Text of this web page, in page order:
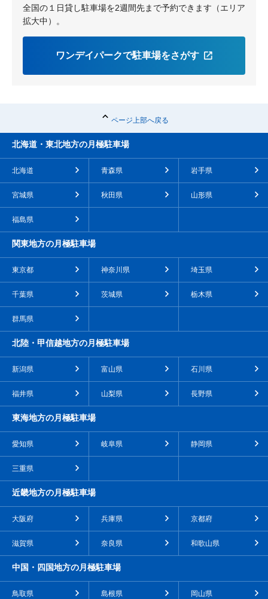
全国の１日貸し駐車場を2週間先まで予約できます（エリア
拡大中）。
ワンデイパークで駐車場をさがす
ページ上部へ戻る
北海道・東北地方の月極駐車場
北海道 青森県 岩手県
宮城県 秋田県 山形県
福島県
関東地方の月極駐車場
東京都 神奈川県 埼玉県
千葉県 茨城県 栃木県
群馬県
北陸・甲信越地方の月極駐車場
新潟県 富山県 石川県
福井県 山梨県 長野県
東海地方の月極駐車場
愛知県 岐阜県 静岡県
三重県
近畿地方の月極駐車場
大阪府 兵庫県 京都府
滋賀県 奈良県 和歌山県
中国・四国地方の月極駐車場
鳥取県 島根県 岡山県